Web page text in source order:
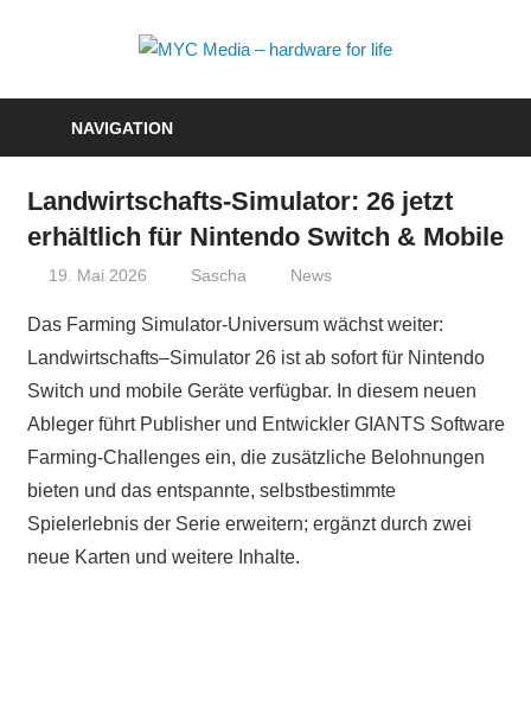
Media
–
life
NAVIGATION
Landwirtschafts-Simulator: 26 jetzt
erhältlich für Nintendo Switch & Mobile
19. Mai 2026 Sascha News
Das Farming Simulator-Universum wächst weiter:
Landwirtschafts–Simulator 26 ist ab sofort für Nintendo
Switch und mobile Geräte verfügbar. In diesem neuen
Ableger führt Publisher und Entwickler GIANTS Software
Farming-Challenges ein, die zusätzliche Belohnungen
bieten und das entspannte, selbstbestimmte
Spielerlebnis der Serie erweitern; ergänzt durch zwei
neue Karten und weitere Inhalte.